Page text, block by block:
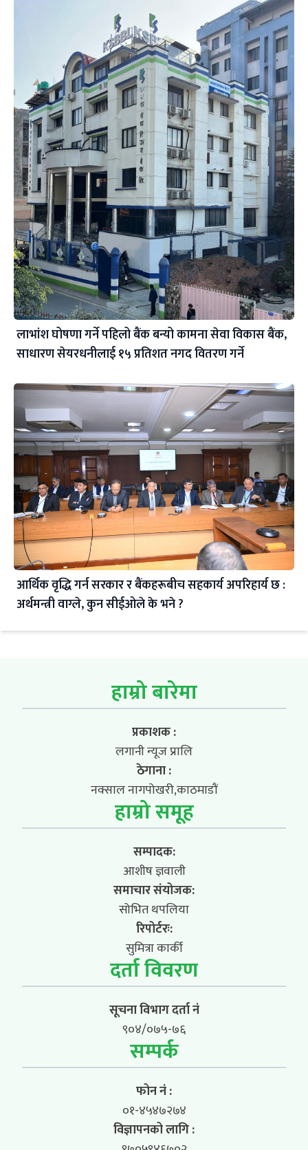
लाभांश घोषणा गर्ने पहिलो बैंक बन्यो कामना सेवा विकास बैंक,
साधारण सेयरधनीलाई १५ प्रतिशत नगद वितरण गर्ने
आर्थिक वृद्धि गर्न सरकार र बैंकहरूबीच सहकार्य अपरिहार्य छ :
अर्थमन्त्री वाग्ले, कुन सीईओले के भने ?
हाम्रो बारेमा
प्रकाशक :
लगानी न्यूज प्रालि
ठेगाना :
नक्साल नागपोखरी,काठमाडौं
हाम्रो समूह
सम्पादक:
आशीष ज्ञवाली
समाचार संयोजक:
सोभित थपलिया
रिपोर्टरः:
सुमित्रा कार्की
दर्ता विवरण
सूचना विभाग दर्ता नं
९०४/०७५-७६
सम्पर्क
फोन नं :
०१-४५४७२७४
विज्ञापनको लागि :